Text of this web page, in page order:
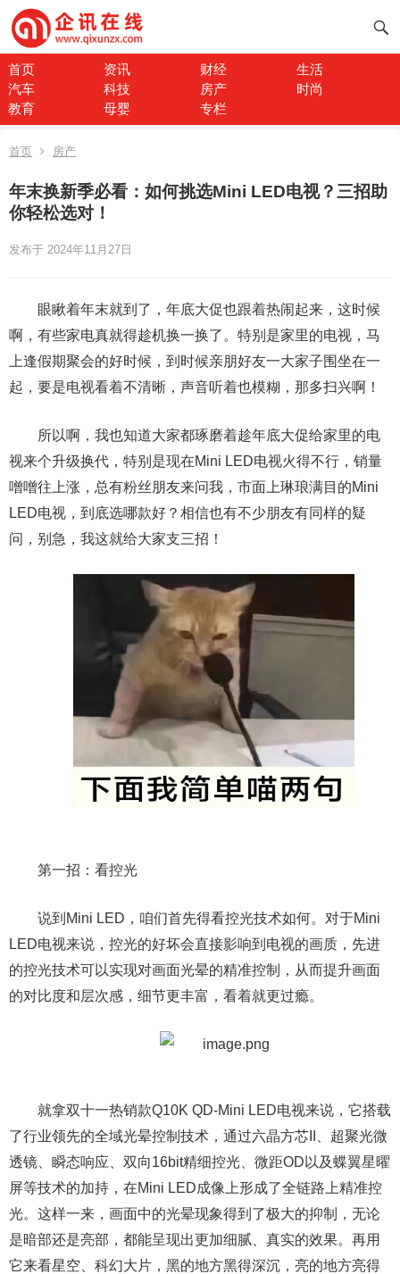
首页 资讯 财经
生活
汽车
科技 房产
时尚
教育
母婴 专栏
首页 房产
年末换新季必看：如何挑选Mini LED电视？三招助
你轻松选对！
发布于 2024年11月27日
眼瞅着年末就到了，年底大促也跟着热闹起来，这时候
啊，有些家电真就得趁机换一换了。特别是家里的电视，马
上逢假期聚会的好时候，到时候亲朋好友一大家子围坐在一
起，要是电视看着不清晰，声音听着也模糊，那多扫兴啊！
所以啊，我也知道大家都琢磨着趁年底大促给家里的电
视来个升级换代，特别是现在Mini LED电视火得不行，销量
噌噌往上涨，总有粉丝朋友来问我，市面上琳琅满目的Mini
LED电视，到底选哪款好？相信也有不少朋友有同样的疑
问，别急，我这就给大家支三招！
第一招：看控光
说到Mini LED，咱们首先得看控光技术如何。对于Mini
LED电视来说，控光的好坏会直接影响到电视的画质，先进
的控光技术可以实现对画面光晕的精准控制，从而提升画面
的对比度和层次感，细节更丰富，看着就更过瘾。
就拿双十一热销款Q10K QD-Mini LED电视来说，它搭载
了行业领先的全域光晕控制技术，通过六晶方芯II、超聚光微
透镜、瞬态响应、双向16bit精细控光、微距OD以及蝶翼星曜
屏等技术的加持，在Mini LED成像上形成了全链路上精准控
光。这样一来，画面中的光晕现象得到了极大的抑制，无论
是暗部还是亮部，都能呈现出更加细腻、真实的效果。再用
它来看星空、科幻大片，黑的地方黑得深沉，亮的地方亮得